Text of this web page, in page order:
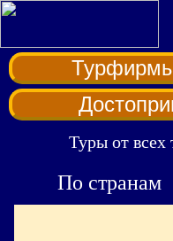
Туры от всех
По странам